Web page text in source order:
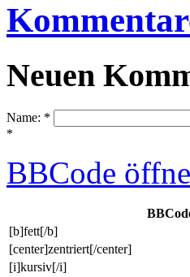
Neuen
Name: *
*
BBCode
[b]fett[/b]
[center]zentriert[/center]
[i]kursiv[/i]